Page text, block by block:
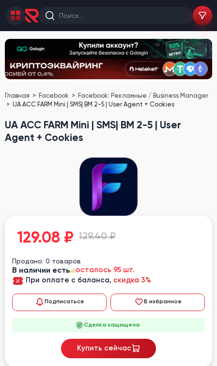
Главная Facebook
Facebook: Рекламные / Business Manager
UA ACC FARM Mini | SMS| BM 2-5 | User Agent + Cookies
UA ACC FARM Mini | SMS| BM 2-5 | User
Agent + Cookies
129.08 ₽ 129.40 ₽
Продано: 0 товаров
В наличии есть
осталось 95 шт.
При оплате с баланса, скидка 3%
Подписаться В избранное
Сделка защищена
Купить сейчас